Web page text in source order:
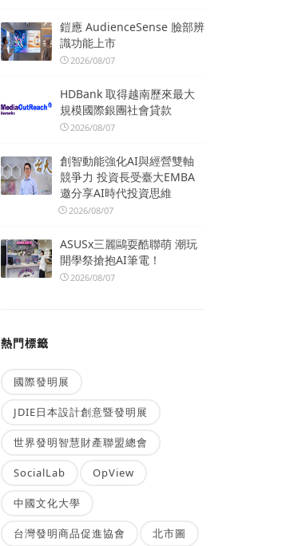
鎧應 AudienceSense 臉部辨
識功能上市
2026/08/07
HDBank 取得越南歷來最大
規模國際銀團社會貸款
2026/08/07
創智動能強化AI與經營雙軸
競爭力 投資長受臺大EMBA
邀分享AI時代投資思維
2026/08/07
ASUSx三麗鷗耍酷聯萌 潮玩
開學祭搶抱AI筆電！
2026/08/07
熱門標籤
國際發明展
JDIE日本設計創意暨發明展
世界發明智慧財產聯盟總會
SocialLab OpView
中國文化大學
台灣發明商品促進協會 北市圖